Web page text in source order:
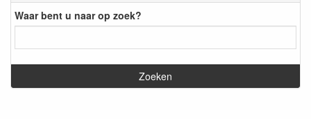
Waar bent u naar op zoek?